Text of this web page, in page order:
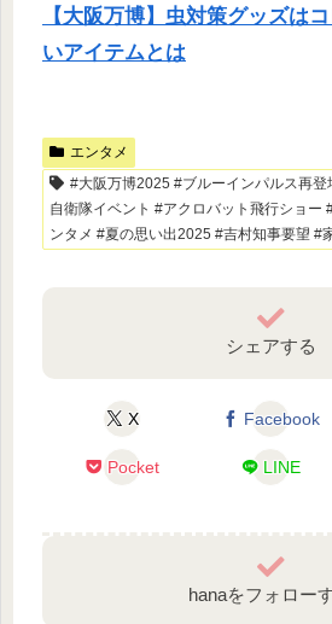
【大阪万博】虫対策グッズは
いアイテムとは
エンタメ
#大阪万博2025 #ブルーインパルス再
自衛隊イベント #アクロバット飛行ショー
ンタメ #夏の思い出2025 #吉村知事要望 #
シェアする
X Facebook
Pocket LINE
hanaをフォロー